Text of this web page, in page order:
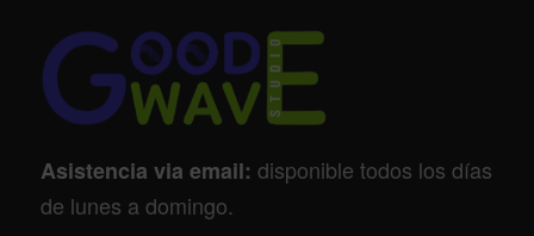
Asistencia via email: disponible todos los días
de lunes a domingo.